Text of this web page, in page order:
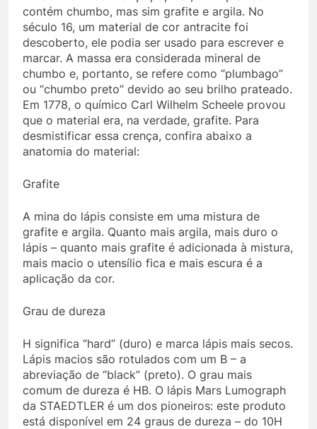
contém chumbo, mas sim grafite e argila. No
século 16, um material de cor antracite foi
descoberto, ele podia ser usado para escrever e
marcar. A massa era considerada mineral de
chumbo e, portanto, se refere como “plumbago”
ou “chumbo preto” devido ao seu brilho prateado.
Em 1778, o químico Carl Wilhelm Scheele provou
que o material era, na verdade, grafite. Para
desmistificar essa crença, confira abaixo a
anatomia do material:
Grafite
A mina do lápis consiste em uma mistura de
grafite e argila. Quanto mais argila, mais duro o
lápis – quanto mais grafite é adicionada à mistura,
mais macio o utensílio fica e mais escura é a
aplicação da cor.
Grau de dureza
H significa “hard” (duro) e marca lápis mais secos.
Lápis macios são rotulados com um B – a
abreviação de “black” (preto). O grau mais
comum de dureza é HB. O lápis Mars Lumograph
da STAEDTLER é um dos pioneiros: este produto
está disponível em 24 graus de dureza – do 10H